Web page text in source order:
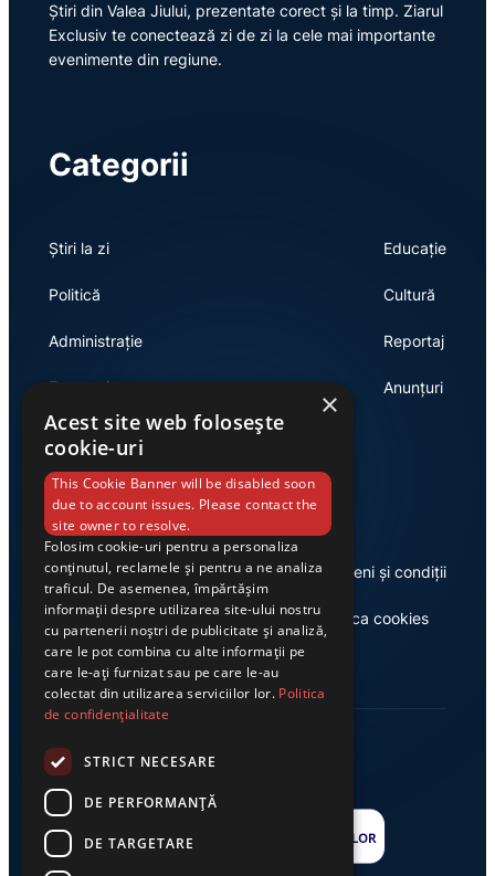
Știri din Valea Jiului, prezentate corect și la timp. Ziarul
Exclusiv te conectează zi de zi la cele mai importante
evenimente din regiune.
Categorii
Știri la zi
Politică
Administrație
Economie
Educație
Cultură
Reportaj
Anunțuri
Link-uri utile
Despre noi
Casa de editură Exclusiv
Termeni și condiții
Politica cookies
×
Acest site web folosește
cookie-uri
This Cookie Banner will be disabled soon
due to account issues. Please contact the
site owner to resolve.
Folosim cookie-uri pentru a personaliza
conținutul, reclamele și pentru a ne analiza
traficul. De asemenea, împărtășim
informații despre utilizarea site-ului nostru
cu partenerii noștri de publicitate și analiză,
care le pot combina cu alte informații pe
care le-ați furnizat sau pe care le-au
colectat din utilizarea serviciilor lor. Politica
de confidențialitate
STRICT NECESARE
DE PERFORMANȚĂ
DE TARGETARE